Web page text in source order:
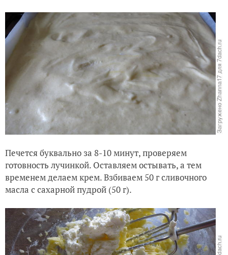
Печется буквально за 8-10 минут, проверяем
готовность лучинкой. Оставляем остывать, а тем
временем делаем крем. Взбиваем 50 г сливочного
масла с сахарной пудрой (50 г).